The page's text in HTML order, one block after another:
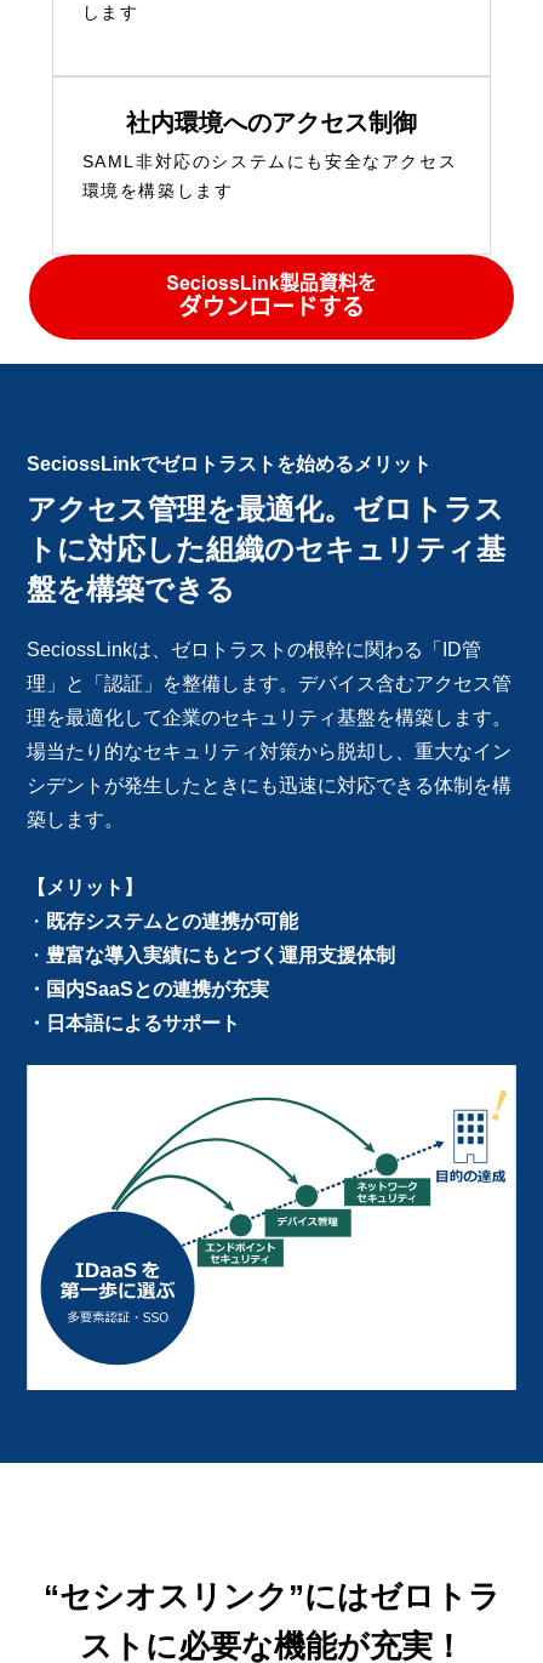
します
社内環境へのアクセス制御
SAML非対応のシステムにも安全なアクセス
環境を構築します
SeciossLinkでゼロトラストを始めるメリット
アクセス管理を最適化。ゼロトラス
トに対応した組織のセキュリティ基
盤を構築できる
SeciossLinkは、ゼロトラストの根幹に関わる「ID管
理」と「認証」を整備します。デバイス含むアクセス管
理を最適化して企業のセキュリティ基盤を構築します。
場当たり的なセキュリティ対策から脱却し、重大なイン
シデントが発生したときにも迅速に対応できる体制を構
築します。
【メリット】
・ 既存システムとの連携が可能
・ 豊富な導入実績にもとづく運用支援体制
・国内SaaSとの連携が充実
・日本語によるサポート
“セシオスリンク”にはゼロトラ
ストに必要な機能が充実！